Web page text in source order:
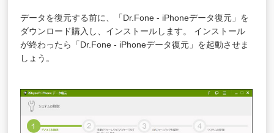
データを復元する前に、「Dr.Fone - iPhoneデータ復元」を
ダウンロード購入し、インストールします。 インストール
が終わったら「Dr.Fone - iPhoneデータ復元」を起動させま
しょう。